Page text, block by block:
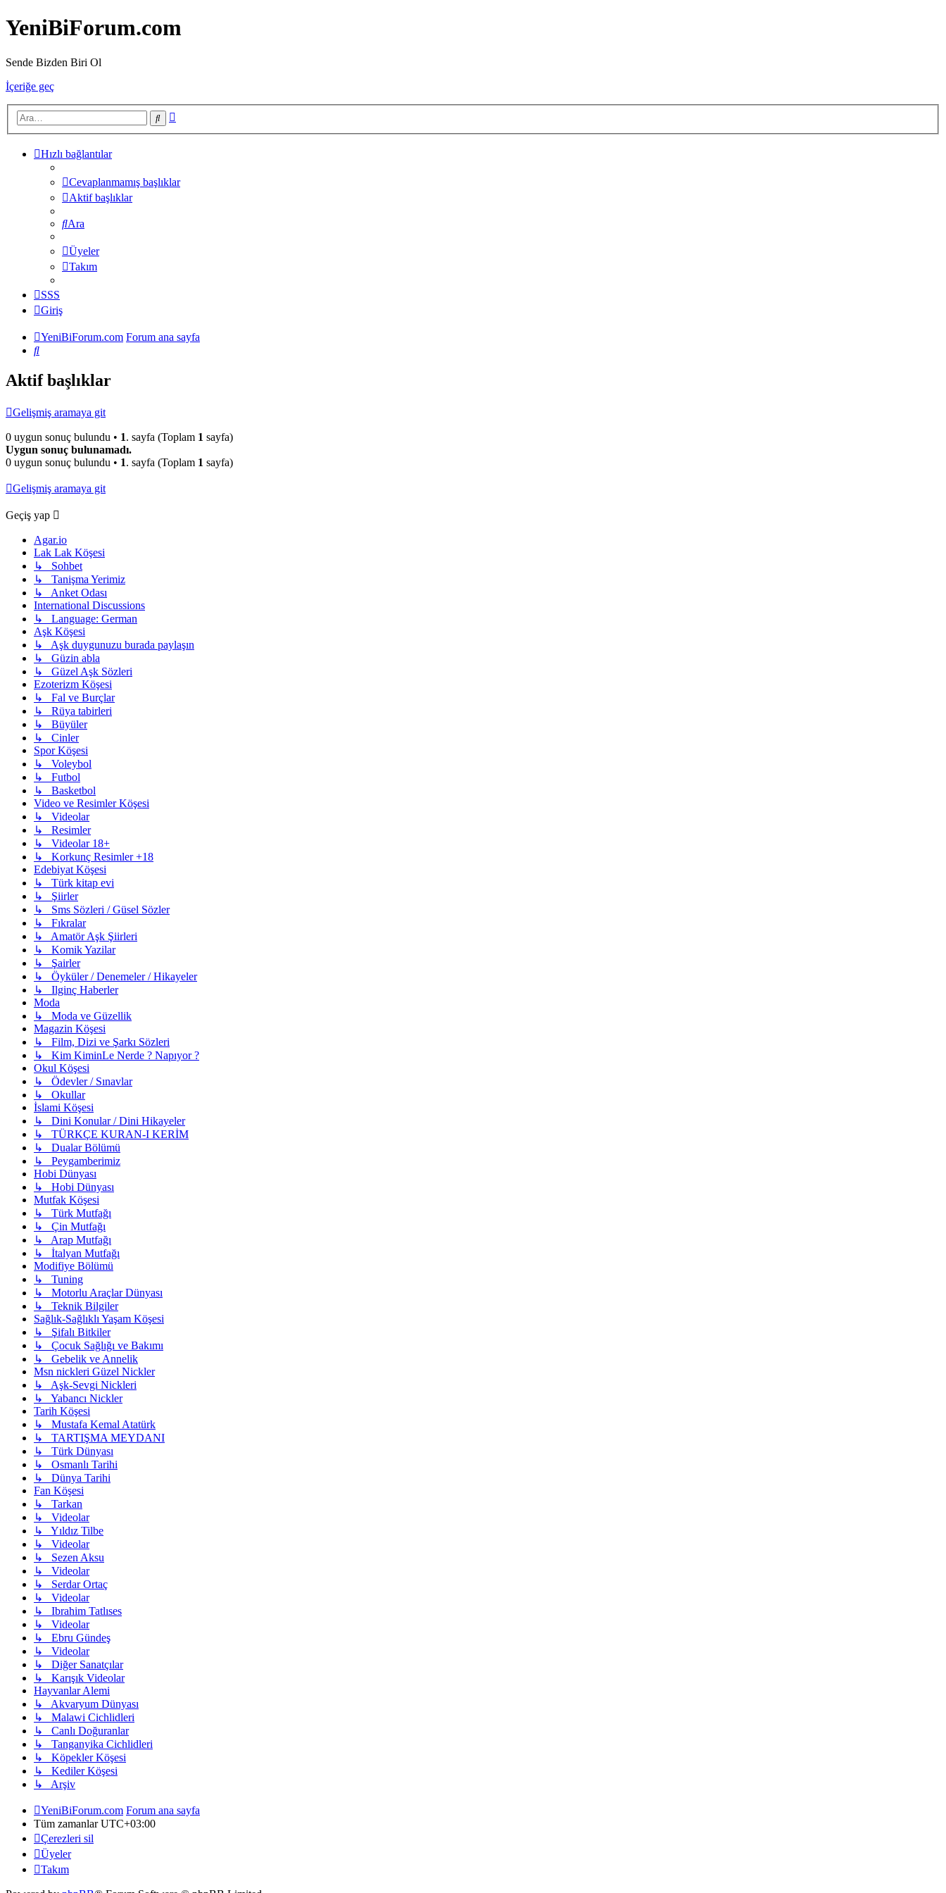
YeniBiForum.com
Sende Bizden Biri Ol
İçeriğe geç
Ara
Hızlı bağlantılar
Cevaplanmamış başlıklar
Aktif başlıklar
Ara
Üyeler
Takım
SSS
Giriş
YeniBiForum.com Forum ana sayfa
Ara
Aktif başlıklar
Gelişmiş aramaya git
0 uygun sonuç bulundu • 1. sayfa (Toplam 1 sayfa)
Uygun sonuç bulunamadı.
0 uygun sonuç bulundu • 1. sayfa (Toplam 1 sayfa)
Gelişmiş aramaya git
Geçiş yap
Agar.io
Lak Lak Köşesi
↳ Sohbet
↳ Tanişma Yerimiz
↳ Anket Odası
International Discussions
↳ Language: German
Aşk Köşesi
↳ Aşk duygunuzu burada paylaşın
↳ Güzin abla
↳ Güzel Aşk Sözleri
Ezoterizm Köşesi
↳ Fal ve Burçlar
↳ Rüya tabirleri
↳ Büyüler
↳ Cinler
Spor Köşesi
↳ Voleybol
↳ Futbol
↳ Basketbol
Video ve Resimler Köşesi
↳ Videolar
↳ Resimler
↳ Videolar 18+
↳ Korkunç Resimler +18
Edebiyat Köşesi
↳ Türk kitap evi
↳ Şiirler
↳ Sms Sözleri / Güsel Sözler
↳ Fıkralar
↳ Amatör Aşk Şiirleri
↳ Komik Yazilar
↳ Şairler
↳ Öyküler / Denemeler / Hikayeler
↳ Ilginç Haberler
Moda
↳ Moda ve Güzellik
Magazin Köşesi
↳ Film, Dizi ve Şarkı Sözleri
↳ Kim KiminLe Nerde ? Napıyor ?
Okul Köşesi
↳ Ödevler / Sınavlar
↳ Okullar
İslami Köşesi
↳ Dini Konular / Dini Hikayeler
↳ TÜRKÇE KURAN-I KERİM
↳ Dualar Bölümü
↳ Peygamberimiz
Hobi Dünyası
↳ Hobi Dünyası
Mutfak Köşesi
↳ Türk Mutfağı
↳ Çin Mutfağı
↳ Arap Mutfağı
↳ İtalyan Mutfağı
Modifiye Bölümü
↳ Tuning
↳ Motorlu Araçlar Dünyası
↳ Teknik Bilgiler
Sağlık-Sağlıklı Yaşam Köşesi
↳ Şifalı Bitkiler
↳ Çocuk Sağlığı ve Bakımı
↳ Gebelik ve Annelik
Msn nickleri Güzel Nickler
↳ Aşk-Sevgi Nickleri
↳ Yabancı Nickler
Tarih Köşesi
↳ Mustafa Kemal Atatürk
↳ TARTIŞMA MEYDANI
↳ Türk Dünyası
↳ Osmanlı Tarihi
↳ Dünya Tarihi
Fan Köşesi
↳ Tarkan
↳ Videolar
↳ Yıldız Tilbe
↳ Videolar
↳ Sezen Aksu
↳ Videolar
↳ Serdar Ortaç
↳ Videolar
↳ Ibrahim Tatlıses
↳ Videolar
↳ Ebru Gündeş
↳ Videolar
↳ Diğer Sanatçılar
↳ Karışık Videolar
Hayvanlar Alemi
↳ Akvaryum Dünyası
↳ Malawi Cichlidleri
↳ Canlı Doğuranlar
↳ Tanganyika Cichlidleri
↳ Köpekler Köşesi
↳ Kediler Köşesi
↳ Arşiv
YeniBiForum.com Forum ana sayfa
Tüm zamanlarUTC+03:00
Çerezleri sil
Üyeler
Takım